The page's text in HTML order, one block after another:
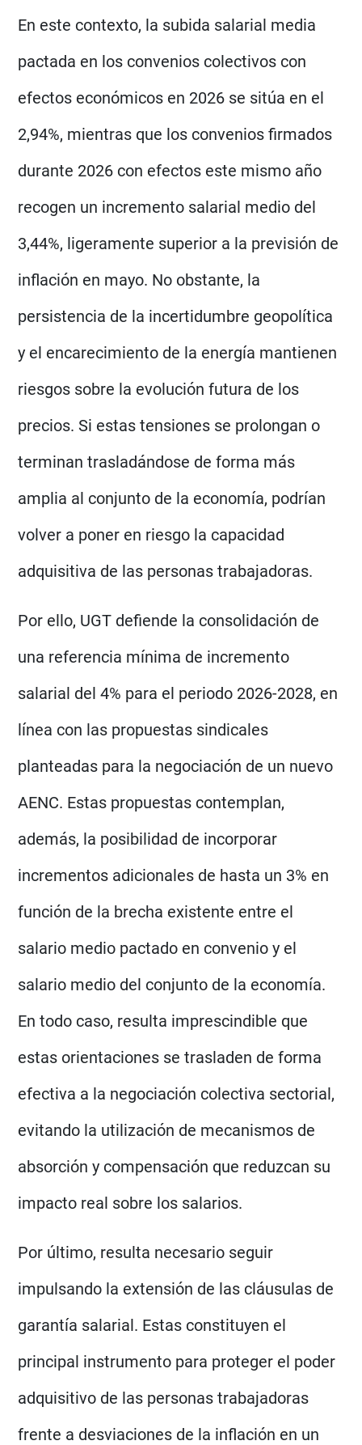
En este contexto, la subida salarial media
pactada en los convenios colectivos con
efectos económicos en 2026 se sitúa en el
2,94%, mientras que los convenios firmados
durante 2026 con efectos este mismo año
recogen un incremento salarial medio del
3,44%, ligeramente superior a la previsión de
inflación en mayo. No obstante, la
persistencia de la incertidumbre geopolítica
y el encarecimiento de la energía mantienen
riesgos sobre la evolución futura de los
precios. Si estas tensiones se prolongan o
terminan trasladándose de forma más
amplia al conjunto de la economía, podrían
volver a poner en riesgo la capacidad
adquisitiva de las personas trabajadoras.
Por ello, UGT defiende la consolidación de
una referencia mínima de incremento
salarial del 4% para el periodo 2026-2028, en
línea con las propuestas sindicales
planteadas para la negociación de un nuevo
AENC. Estas propuestas contemplan,
además, la posibilidad de incorporar
incrementos adicionales de hasta un 3% en
función de la brecha existente entre el
salario medio pactado en convenio y el
salario medio del conjunto de la economía.
En todo caso, resulta imprescindible que
estas orientaciones se trasladen de forma
efectiva a la negociación colectiva sectorial,
evitando la utilización de mecanismos de
absorción y compensación que reduzcan su
impacto real sobre los salarios.
Por último, resulta necesario seguir
impulsando la extensión de las cláusulas de
garantía salarial. Estas constituyen el
principal instrumento para proteger el poder
adquisitivo de las personas trabajadoras
frente a desviaciones de la inflación en un